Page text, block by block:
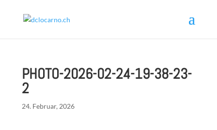
PHOTO-2026-02-24-19-38-23-
2
24. Februar, 2026